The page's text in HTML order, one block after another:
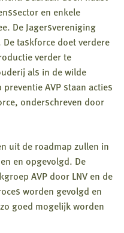
en enkele
De Jagersvereniging
taskforce doet verdere
verder te
als in de wilde
AVP staan acties
onderschreven door
uit de roadmap zullen in
en opgevolgd. De
AVP door LNV en de
worden gevolgd en
goed mogelijk worden